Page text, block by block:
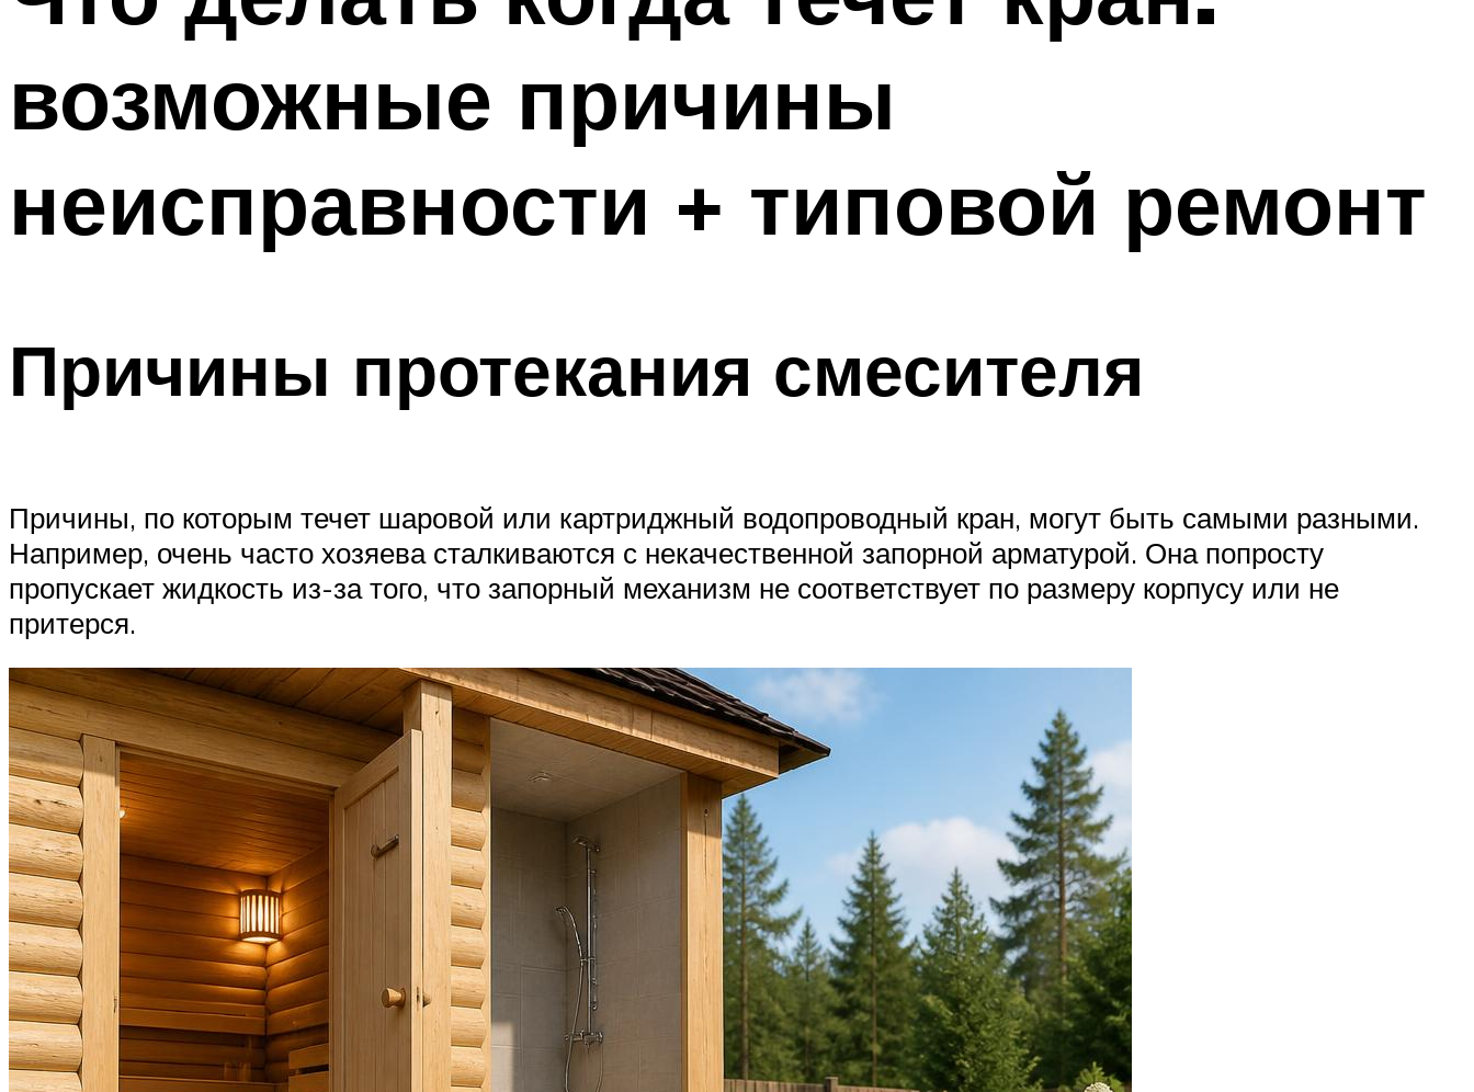
возможные причины
неисправности + типовой ремонт
Причины протекания смесителя
Причины, по которым течет шаровой или картриджный водопроводный кран, могут быть самыми разными.
Например, очень часто хозяева сталкиваются с некачественной запорной арматурой. Она попросту
пропускает жидкость из-за того, что запорный механизм не соответствует по размеру корпусу или не
притерся.